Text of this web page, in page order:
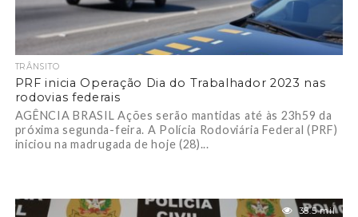
TRÂNSITO
PRF inicia Operação Dia do Trabalhador 2023 nas
rodovias federais
AGÊNCIA BRASIL Ações serão mantidas até às 23h59 da
próxima segunda-feira. A Polícia Rodoviária Federal (PRF)
iniciou na madrugada de hoje (28)...
38.5 mil